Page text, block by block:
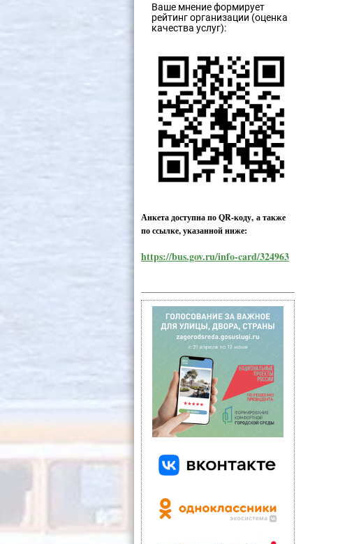
Ваше мнение формирует
рейтинг организации (оценка
качества услуг):
Анкета доступна по QR-коду, а также
по ссылке, указанной ниже:
https://bus.gov.ru/info-card/324963